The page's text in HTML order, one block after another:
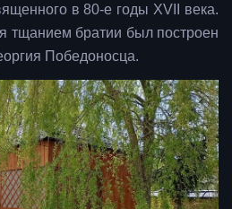
в 80-е годы XVII века.
тщанием братии был построен
Победоносца.